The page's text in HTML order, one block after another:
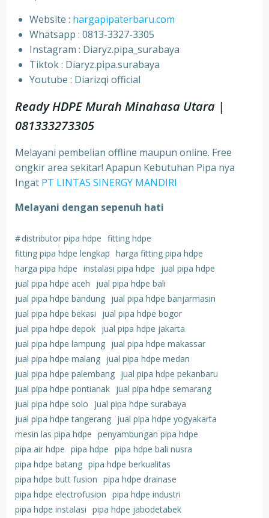
Website : hargapipaterbaru.com
Whatsapp : 0813-3327-3305
⁠Instagram : Diaryz.pipa_surabaya
⁠Tiktok : Diaryz.pipa.surabaya
⁠Youtube : Diarizqi official
Ready HDPE Murah Minahasa Utara |
081333273305
Melayani pembelian offline maupun online. Free
ongkir area sekitar! Apapun Kebutuhan Pipa nya
Ingat PT LINTAS SINERGY MANDIRI
Melayani dengan sepenuh hati
#distributor pipa hdpe fitting hdpe
fitting pipa hdpe lengkap harga fitting pipa hdpe
harga pipa hdpe instalasi pipa hdpe
jual pipa hdpe
jual pipa hdpe aceh
jual pipa hdpe bali
jual pipa hdpe bandung jual pipa hdpe banjarmasin
jual pipa hdpe bekasi
jual pipa hdpe bogor
jual pipa hdpe depok jual pipa hdpe jakarta
jual pipa hdpe lampung jual pipa hdpe makassar
jual pipa hdpe malang jual pipa hdpe medan
jual pipa hdpe palembang jual pipa hdpe pekanbaru
jual pipa hdpe pontianak jual pipa hdpe semarang
jual pipa hdpe solo
jual pipa hdpe surabaya
jual pipa hdpe tangerang jual pipa hdpe yogyakarta
mesin las pipa hdpe penyambungan pipa hdpe
pipa air hdpe pipa hdpe pipa hdpe bali nusra
pipa hdpe batang pipa hdpe berkualitas
pipa hdpe butt fusion pipa hdpe drainase
pipa hdpe electrofusion pipa hdpe industri
pipa hdpe instalasi pipa hdpe jabodetabek